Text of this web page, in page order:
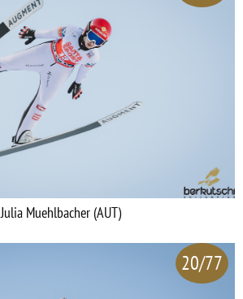
Julia Muehlbacher (AUT)
20/77